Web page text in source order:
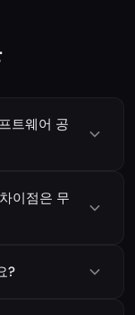
트웨어 공
이점은 무
?